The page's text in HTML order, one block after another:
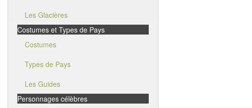
Les Glacières
Costumes et Types de Pays
Costumes
Types de Pays
Les Guides
Personnages célèbres